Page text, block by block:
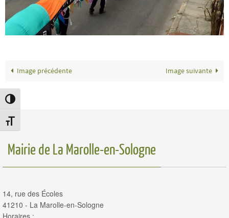
Passer en contraste élevé
Changer la taille de la police
Image précédente Image suivante
Mairie de La Marolle-en-Sologne
14, rue des Écoles
41210 - La Marolle-en-Sologne